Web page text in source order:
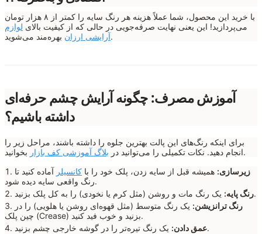
با خرید این محصول، شما عملاً هزینه هر رنگ سایه را کمتر از ۸ هزار تومان
می‌پردازید! این یعنی نهایت صرفه‌جویی در حالی که از کیفیت بالای لوازم
آرایشی ارزانبهره‌مند می‌شوید.
آموزش مصرف: چگونه آرایش چشم حرفه‌ای
داشته باشیم؟
برای اینکه رنگ‌های این پالت بهترین جلوه را داشته باشند، مراحل زیر را
انجام دهید. نکات تکمیلی را می‌توانید در بلاگ آموزشی کف بازار
بخوانید.
زیرسازی: همیشه قبل از سایه زدن، پلک خود را با کانسیلر آماده کنید تا
رنگ واقعی سایه دیده شود.
رنگ پایه:یک رنگ مات و روشن (مثل کرم یا نخودی) را به کل پلک بزنید.
رنگ ترانزیشن: یک رنگ متوسط (مثل قهوه‌ای روشن یا هلویی) را در
چین پلک (Crease) بزنید و خوب فید کنید.
عمق دادن:یک رنگ تیره‌تر را در گوشه خارجی چشم بزنید.